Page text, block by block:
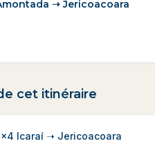
➝ Jericoacoara
cet itinéraire
Icaraí ➝ Jericoacoara